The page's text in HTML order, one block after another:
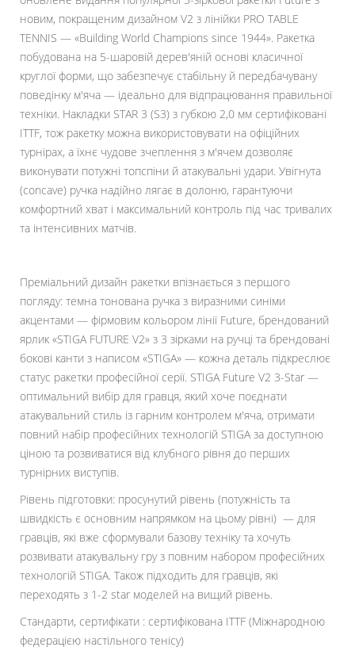
новим, покращеним дизайном V2 з лінійки PRO TABLE
TENNIS — «Building World Champions since 1944». Ракетка
побудована на 5-шаровій дерев'яній основі класичної
круглої форми, що забезпечує стабільну й передбачувану
поведінку м'яча — ідеально для відпрацювання правильної
техніки. Накладки STAR 3 (S3) з губкою 2,0 мм сертифіковані
ITTF, тож ракетку можна використовувати на офіційних
турнірах, а їхнє чудове зчеплення з м'ячем дозволяє
виконувати потужні топспіни й атакувальні удари. Увігнута
(concave) ручка надійно лягає в долоню, гарантуючи
комфортний хват і максимальний контроль під час тривалих
та інтенсивних матчів.
Преміальний дизайн ракетки впізнається з першого
погляду: темна тонована ручка з виразними синіми
акцентами — фірмовим кольором лінії Future, брендований
ярлик «STIGA FUTURE V2» з 3 зірками на ручці та брендовані
бокові канти з написом «STIGA» — кожна деталь підкреслює
статус ракетки професійної серії. STIGA Future V2 3-Star —
оптимальний вибір для гравця, який хоче поєднати
атакувальний стиль із гарним контролем м'яча, отримати
повний набір професійних технологій STIGA за доступною
ціною та розвиватися від клубного рівня до перших
турнірних виступів.
Рівень підготовки: просунутий рівень (потужність та
швидкість є основним напрямком на цьому рівні) — для
гравців, які вже сформували базову техніку та хочуть
розвивати атакувальну гру з повним набором професійних
технологій STIGA. Також підходить для гравців, які
переходять з 1-2 star моделей на вищий рівень.
Стандарти, сертифікати : сертифікована ITTF (Міжнародною
федерацією настільного тенісу)